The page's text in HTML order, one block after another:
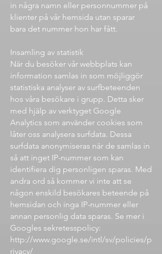
in några namn eller personnummer på
klienter på vår hemsida utan sparar
bara det nummer hon har fått.
Insamling av statistik
När du besöker vår webbplats kan
information samlas in som möjliggör
statistiska analyser av surfbeteenden
hos våra besökare i grupp. Detta sker
med hjälp av verktyget Google
Analytics som använder cookies som
låter oss analysera surfdata. Dessa
surfdata anonymiseras när de samlas in
så att inget IP-nummer som kan
identifiera dig personligen sparas. Med
andra ord så kommer vi inte att se
någon enskild besökares beteende på
hemsidan och inga IP-nummer eller
annan personlig data sparas. Se mer i
Googles sekretesspolicy:
http://www.google.se/intl/sv/policies/p
rivacy/